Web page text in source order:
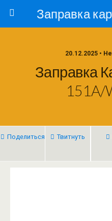
20.12.2025 •
Заправка
151A/
Поделиться Твитнуть